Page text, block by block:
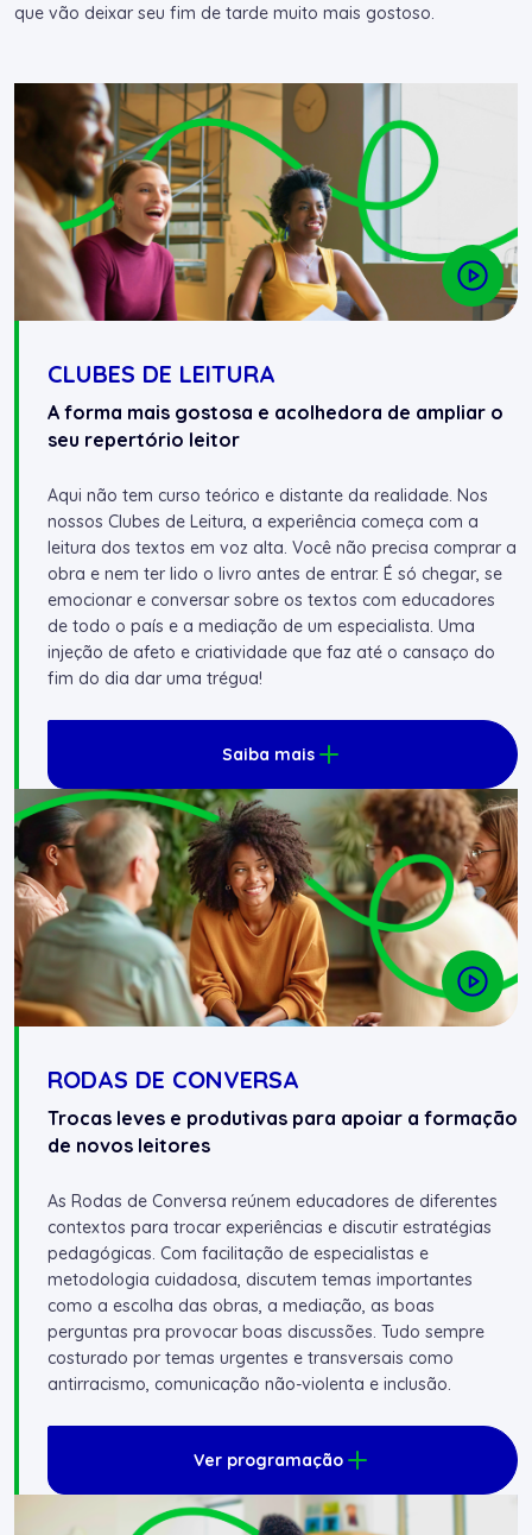
que vão deixar seu fim de tarde muito mais gostoso.
CLUBES DE LEITURA
A forma mais gostosa e acolhedora de ampliar o
seu repertório leitor
Aqui não tem curso teórico e distante da realidade. Nos
nossos Clubes de Leitura, a experiência começa com a
leitura dos textos em voz alta. Você não precisa comprar a
obra e nem ter lido o livro antes de entrar. É só chegar, se
emocionar e conversar sobre os textos com educadores
de todo o país e a mediação de um especialista. Uma
injeção de afeto e criatividade que faz até o cansaço do
fim do dia dar uma trégua!
Saiba mais
RODAS DE CONVERSA
Trocas leves e produtivas para apoiar a formação
de novos leitores
As Rodas de Conversa reúnem educadores de diferentes
contextos para trocar experiências e discutir estratégias
pedagógicas. Com facilitação de especialistas e
metodologia cuidadosa, discutem temas importantes
como a escolha das obras, a mediação, as boas
perguntas pra provocar boas discussões. Tudo sempre
costurado por temas urgentes e transversais como
antirracismo, comunicação não-violenta e inclusão.
Ver programação